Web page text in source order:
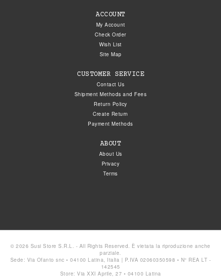
ACCOUNT
My Account
Check Order
Wish List
Site Map
CUSTOMER SERVICE
Contact Us
Shipment Methods and Fees
Return Policy
Create Return
Payment Methods
ABOUT
About Us
Privacy
Terms
© 2026 Susi Store S.R.L. - All Rights Reserved. È vietata la riproduzione anche
parziale.
Sede: Via Ofanto snc • 04100 Latina, Italia | P.IVA 02060350598 • N° REA LT -
142545
Store: Via XXI Aprile, 27 • 04100 Latina